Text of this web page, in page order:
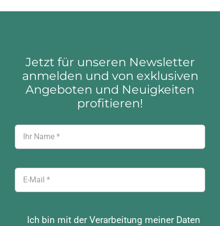
Jetzt für unseren Newsletter
anmelden und von exklusiven
Angeboten und Neuigkeiten
profitieren!
Ich bin mit der Verarbeitung meiner Daten